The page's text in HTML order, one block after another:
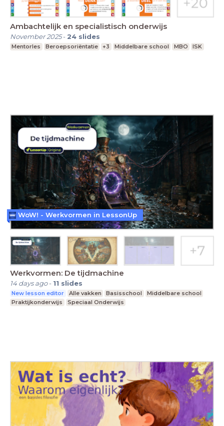
Ambachtelijk en specialistisch onderwijs
November 2025- 24 slides
Mentorles Beroepsoriëntatie +3 Middelbare school MBO ISK
Werkvormen: De tijdmachine
14 days ago- 11 slides
New lesson editor Alle vakken Basisschool
Middelbare school
Praktijkonderwijs
Speciaal Onderwijs
WoW! - Werkvormen in LessonUp